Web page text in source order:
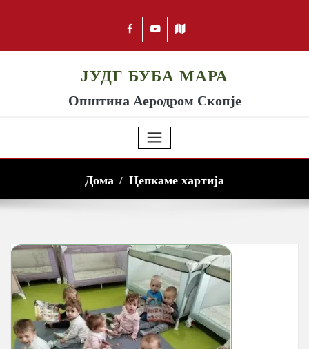
ЈУДГ БУБА МАРА
Општина Аеродром Скопје
Дома Цепкаме хартија